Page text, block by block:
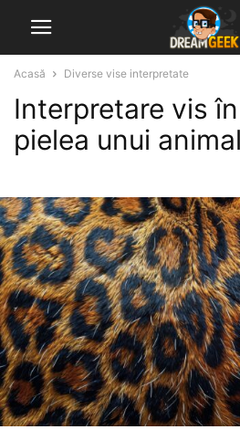
Acasă Diverse vise interpretate
Interpretare vis
pielea unui animal